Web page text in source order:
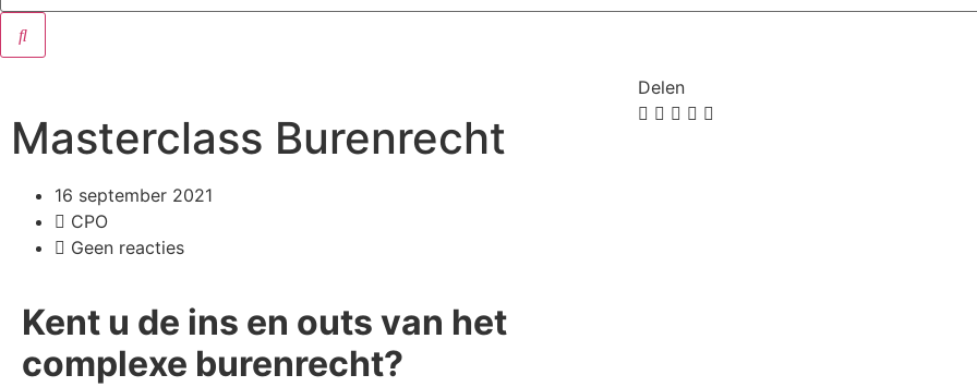
Masterclass Burenrecht
16 september 2021
CPO
Geen reacties
Kent u de ins en outs van het
complexe burenrecht?
Delen